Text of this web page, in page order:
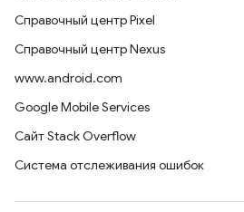
Справочный центр Pixel
Справочный центр Nexus
www.android.com
Google Mobile Services
Сайт Stack Overflow
Система отслеживания ошибок